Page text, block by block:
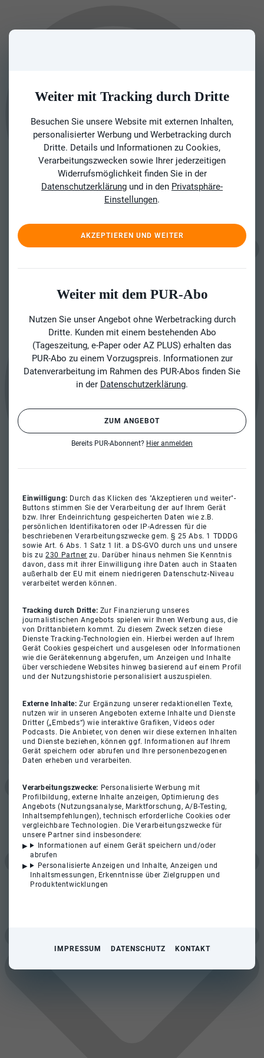
Weiter mit Tracking durch Dritte
Besuchen Sie unsere Website mit externen Inhalten,
personalisierter Werbung und Werbetracking durch
Dritte. Details und Informationen zu Cookies,
Verarbeitungszwecken sowie Ihrer jederzeitigen
Widerrufsmöglichkeit finden Sie in der
Datenschutzerklärung und in den Privatsphäre-
Einstellungen.
AKZEPTIEREN UND WEITER
Weiter mit dem PUR-Abo
Nutzen Sie unser Angebot ohne Werbetracking durch
Dritte. Kunden mit einem bestehenden Abo
(Tageszeitung, e-Paper oder AZ PLUS) erhalten das
PUR-Abo zu einem Vorzugspreis. Informationen zur
Datenverarbeitung im Rahmen des PUR-Abos finden Sie
in der Datenschutzerklärung.
ZUM ANGEBOT
Bereits PUR-Abonnent? Hier anmelden
Einwilligung: Durch das Klicken des "Akzeptieren und weiter"-
Buttons stimmen Sie der Verarbeitung der auf Ihrem Gerät
bzw. Ihrer Endeinrichtung gespeicherten Daten wie z.B.
persönlichen Identifikatoren oder IP-Adressen für die
beschriebenen Verarbeitungszwecke gem. § 25 Abs. 1 TDDDG
sowie Art. 6 Abs. 1 Satz 1 lit. a DS-GVO durch uns und unsere
bis zu230 Partner zu. Darüber hinaus nehmen Sie Kenntnis
davon, dass mit ihrer Einwilligung ihre Daten auch in Staaten
außerhalb der EU mit einem niedrigeren Datenschutz-Niveau
verarbeitet werden können.
Tracking durch Dritte: Zur Finanzierung unseres
journalistischen Angebots spielen wir Ihnen Werbung aus, die
von Drittanbietern kommt. Zu diesem Zweck setzen diese
Dienste Tracking-Technologien ein. Hierbei werden auf Ihrem
Gerät Cookies gespeichert und ausgelesen oder Informationen
wie die Gerätekennung abgerufen, um Anzeigen und Inhalte
über verschiedene Websites hinweg basierend auf einem Profil
und der Nutzungshistorie personalisiert auszuspielen.
Externe Inhalte:Zur Ergänzung unserer redaktionellen Texte,
nutzen wir in unseren Angeboten externe Inhalte und Dienste
Dritter („Embeds“) wie interaktive Grafiken, Videos oder
Podcasts. Die Anbieter, von denen wir diese externen Inhalten
und Dienste beziehen, können ggf. Informationen auf Ihrem
Gerät speichern oder abrufen und Ihre personenbezogenen
Daten erheben und verarbeiten.
Verarbeitungszwecke: Personalisierte Werbung mit
Profilbildung, externe Inhalte anzeigen, Optimierung des
Angebots (Nutzungsanalyse, Marktforschung, A/B-Testing,
Inhaltsempfehlungen), technisch erforderliche Cookies oder
vergleichbare Technologien. Die Verarbeitungszwecke für
unsere Partner sind insbesondere:
Informationen auf einem Gerät speichern und/oder
abrufen
Personalisierte Anzeigen und Inhalte, Anzeigen und
Inhaltsmessungen, Erkenntnisse über Zielgruppen und
Produktentwicklungen
IMPRESSUM DATENSCHUTZ KONTAKT